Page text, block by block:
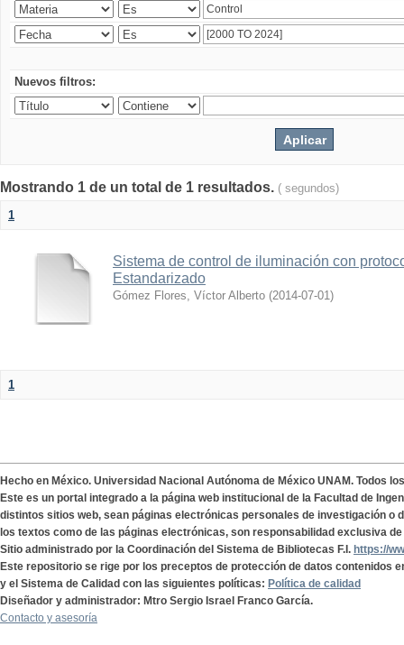
Nuevos filtros:
Mostrando 1 de un total de 1 resultados. ( segundos)
1
Sistema de control de iluminación con
Estandarizado
Gómez Flores, Víctor Alberto (2014-07-01)
1
Hecho en México. Universidad Nacional Autónoma de México UNAM. Todos
Este es un portal integrado a la página web institucional de la Facultad de
distintos sitios web, sean páginas electrónicas personales de investigación o
los textos como de las páginas electrónicas, son responsabilidad exclusiva
Sitio administrado por la Coordinación del Sistema de Bibliotecas F.I. https://
Este repositorio se rige por los preceptos de protección de datos contenidos
y el Sistema de Calidad con las siguientes políticas: Política de calidad
Diseñador y administrador: Mtro Sergio Israel Franco García.
Contacto y asesoría